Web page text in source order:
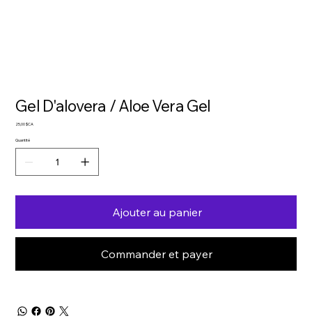
Gel D'alovera / Aloe Vera Gel
Prix
25,00 $CA
Quantité
Ajouter au panier
Commander et payer